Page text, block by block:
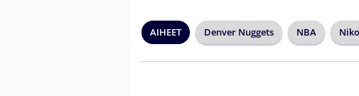
AIHEET Denver Nuggets NBA